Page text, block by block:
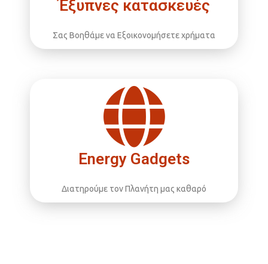
Έξυπνες κατασκευές
Σας Βοηθάμε να Εξοικονομήσετε χρήματα
Energy Gadgets
Διατηρούμε τον Πλανήτη μας καθαρό